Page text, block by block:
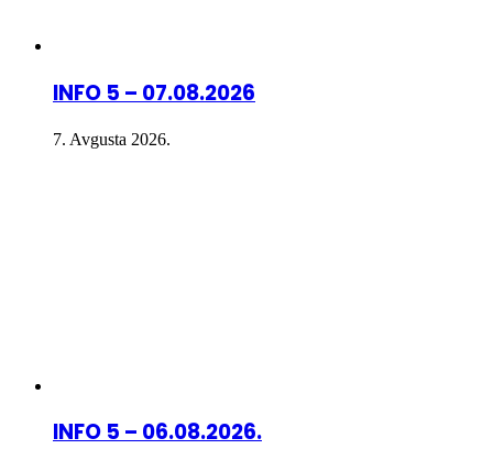
INFO 5 – 07.08.2026
7. Avgusta 2026.
INFO 5 – 06.08.2026.